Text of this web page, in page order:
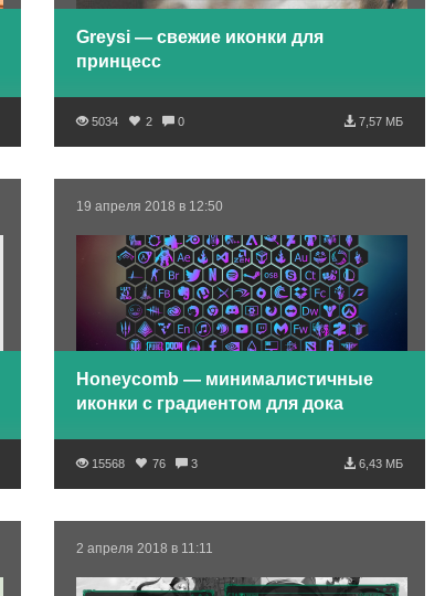
Greysi — свежие иконки для
принцесс
5034 2 0 7,57 МБ
19 апреля 2018 в 12:50
Honeycomb — минималистичные
иконки с градиентом для дока
15568 76 3 6,43 МБ
2 апреля 2018 в 11:11